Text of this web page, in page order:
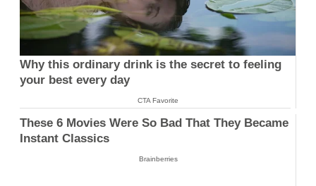
Why this ordinary drink is the secret to feeling
your best every day
CTA Favorite
These 6 Movies Were So Bad That They Became
Instant Classics
Brainberries